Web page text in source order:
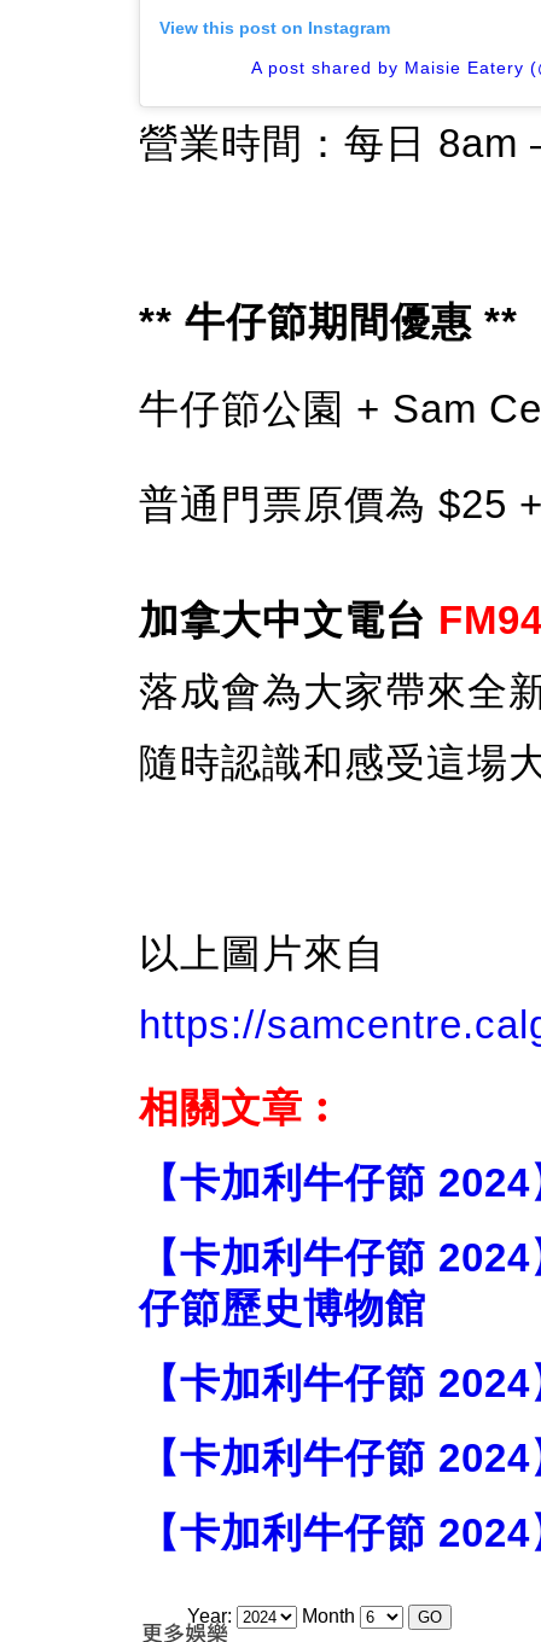
View this post on Instagram
A post shared by Maisie Eatery
營業時間：每日 8am
** 牛仔節期間優惠 **
牛仔節公園 + Sam
普通門票原價為 $25
加拿大中文電台
落成會為大家帶來全
隨時認識和感受這場
以上圖片來自
https://
相關文章︰
【卡加利牛仔節
【卡加利牛仔節
仔節歷史博物館
【卡加利牛仔節
【卡加利牛仔節
【卡加利牛仔節
Year: Month